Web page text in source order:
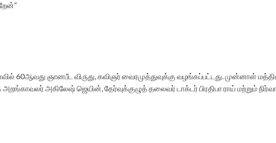
60ஆவது ஞானபீட விருது, கவிஞர் வைரமுத்துவுக்கு வழங்கப்பட்டது. முன்னாள்
அகிலேஷ் ஜெயின், தேர்வுக்குழுத் தலைவர் டாக்டர் பிரதிபா ராய் மற்றும்